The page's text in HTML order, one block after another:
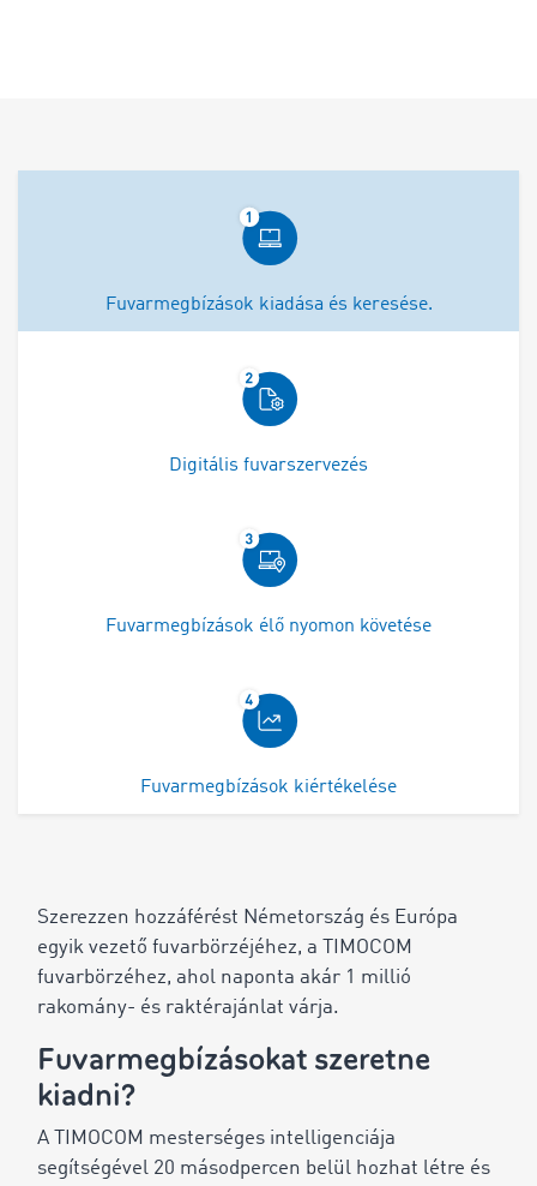
Fuvarmegbízások kiadása és keresése.
Digitális fuvarszervezés
Fuvarmegbízások élő nyomon követése
Fuvarmegbízások kiértékelése
Szerezzen hozzáférést Németország és Európa
egyik vezető fuvarbörzéjéhez, a TIMOCOM
fuvarbörzéhez, ahol naponta akár 1 millió
rakomány- és raktérajánlat várja.
Fuvarmegbízásokat szeretne
kiadni?
A TIMOCOM mesterséges intelligenciája
segítségével 20 másodpercen belül hozhat létre és